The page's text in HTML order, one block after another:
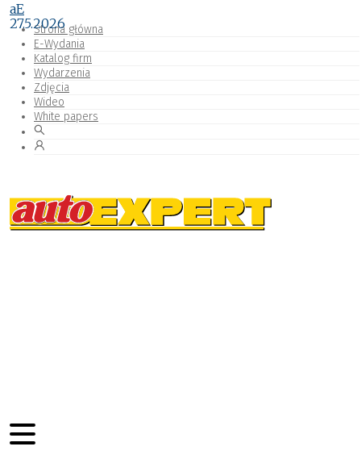
Strona główna
E-Wydania
Katalog firm
Wydarzenia
Zdjęcia
Wideo
White papers
aE
27.5.2026